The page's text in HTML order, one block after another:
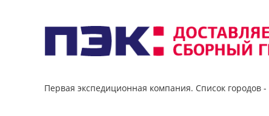
Первая экспедиционная компания. Список городов -